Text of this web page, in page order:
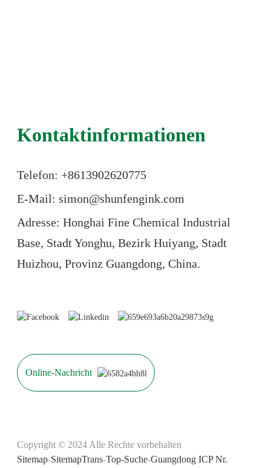
Kontaktinformationen
Telefon: +8613902620775
E-Mail: simon@shunfengink.com
Adresse: Honghai Fine Chemical Industrial
Base, Stadt Yonghu, Bezirk Huiyang, Stadt
Huizhou, Provinz Guangdong, China.
Online-Nachricht
Copyright © 2024 Alle Rechte vorbehalten
Sitemap-SitemapTrans-Top-Suche-Guangdong ICP Nr.